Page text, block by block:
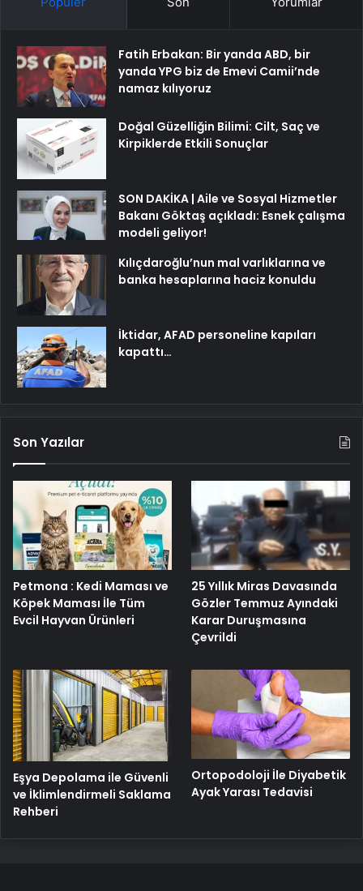
Fatih Erbakan: Bir yanda ABD, bir
yanda YPG biz de Emevi Camii’nde
namaz kılıyoruz
Doğal Güzelliğin Bilimi: Cilt, Saç ve
Kirpiklerde Etkili Sonuçlar
SON DAKİKA | Aile ve Sosyal Hizmetler
Bakanı Göktaş açıkladı: Esnek çalışma
modeli geliyor!
Kılıçdaroğlu’nun mal varlıklarına ve
banka hesaplarına haciz konuldu
İktidar, AFAD personeline kapıları
kapattı…
Son Yazılar
Petmona : Kedi Maması ve
Köpek Maması İle Tüm
Evcil Hayvan Ürünleri
25 Yıllık Miras Davasında
Gözler Temmuz Ayındaki
Karar Duruşmasına
Çevrildi
Eşya Depolama ile Güvenli
ve İklimlendirmeli Saklama
Rehberi
Ortopodoloji İle Diyabetik
Ayak Yarası Tedavisi